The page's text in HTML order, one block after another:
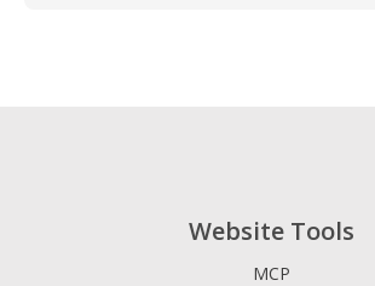
Website Tools
MCP